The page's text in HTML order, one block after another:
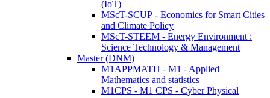
(IoT)
MScT-SCUP - Economics for Smart Cities
and Climate Policy
MScT-STEEM - Energy Environment :
Science Technology & Management
Master (DNM)
M1APPMATH - M1 - Applied
Mathematics and statistics
M1CPS - M1 CPS - Cyber Physical